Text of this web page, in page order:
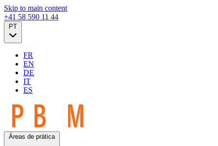
Skip to main content
+41 58 590 11 44
FR
EN
DE
IT
ES
Áreas de prática